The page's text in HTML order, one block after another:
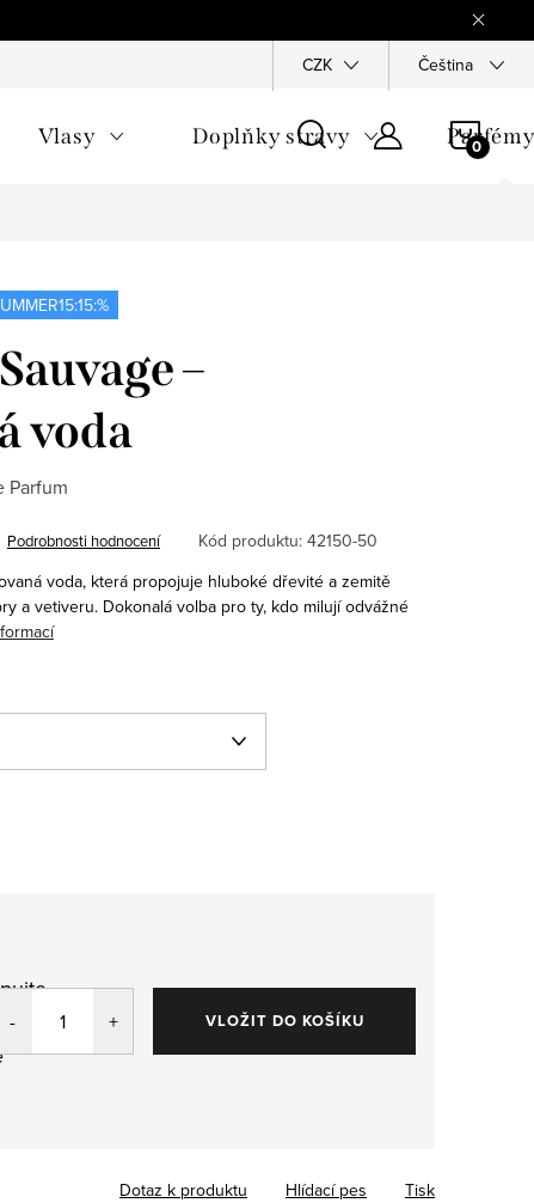
Ochrana osobních údajů Všeobecné
CZK Čeština
Vlasy Doplňky stravy Parfémy
–
voda
Parfum
Podrobnosti hodnocení Kód produktu: 42150-50
voda, která propojuje hluboké dřevité a zemitě
a vetiveru. Dokonalá volba pro ty, kdo milují odvážné
VLOŽIT DO KOŠÍKU
Tisk
Dotaz k produktu Hlídací pes